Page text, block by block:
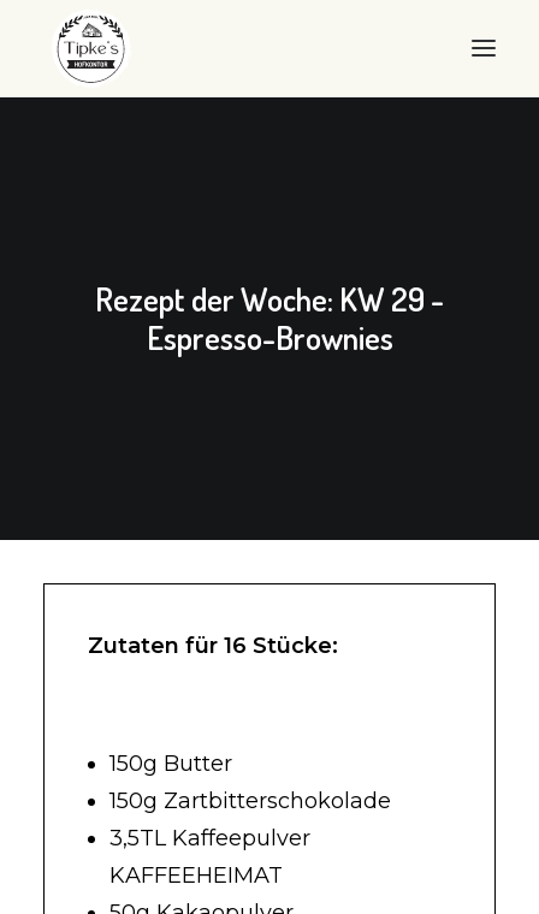
LANDEISRezept der Woche: KW 29 -
Espresso-Brownies
Zutaten für 16 Stücke:
150g Butter
150g Zartbitterschokolade
3,5TL Kaffeepulver
KAFFEEHEIMAT